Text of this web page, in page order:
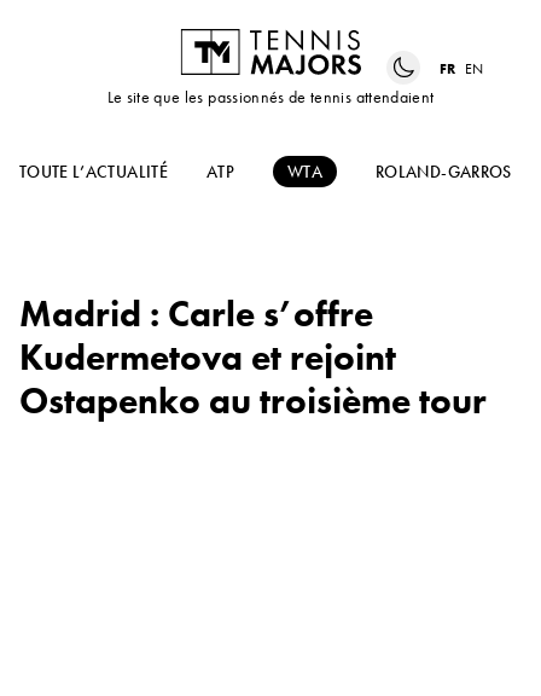
Le site que les passionnés de tennis attendaient
FR EN
TOUTE L’ACTUALITÉ ATP WTA ROLAND-GARROS
Madrid : Carle s’offre
Kudermetova et rejoint
Ostapenko au troisième tour